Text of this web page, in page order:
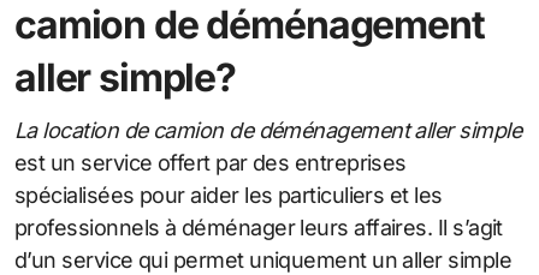
camion de déménagement
aller simple?
La location de camion de déménagement aller simple
est un service offert par des entreprises
spécialisées pour aider les particuliers et les
professionnels à déménager leurs affaires. Il s’agit
d’un service qui permet uniquement un aller simple